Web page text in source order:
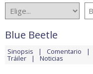
Blue Beetle
Sinopsis Comentario
Tráiler Noticias